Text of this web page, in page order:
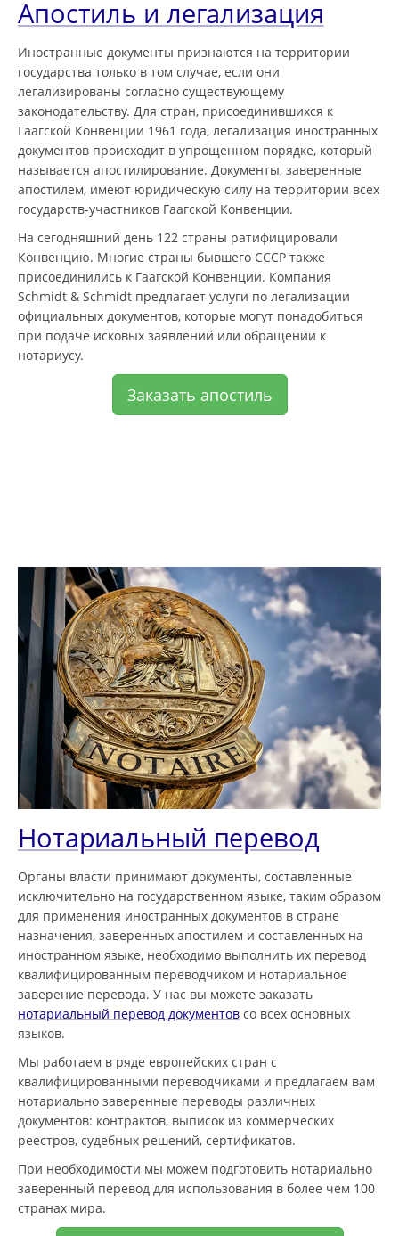
Апостиль и легализация
Иностранные документы признаются на территории
государства только в том случае, если они
легализированы согласно существующему
законодательству. Для стран, присоединившихся к
Гаагской Конвенции 1961 года, легализация иностранных
документов происходит в упрощенном порядке, который
называется апостилирование. Документы, заверенные
апостилем, имеют юридическую силу на территории всех
государств-участников Гаагской Конвенции.
На сегодняшний день 122 страны ратифицировали
Конвенцию. Многие страны бывшего СССР также
присоединились к Гаагской Конвенции. Компания
Schmidt & Schmidt предлагает услуги по легализации
официальных документов, которые могут понадобиться
при подаче исковых заявлений или обращении к
нотариусу.
Заказать апостиль
Нотариальный перевод
Органы власти принимают документы, составленные
исключительно на государственном языке, таким образом
для применения иностранных документов в стране
назначения, заверенных апостилем и составленных на
иностранном языке, необходимо выполнить их перевод
квалифицированным переводчиком и нотариальное
заверение перевода. У нас вы можете заказать
нотариальный перевод документов со всех основных
языков.
Мы работаем в ряде европейских стран с
квалифицированными переводчиками и предлагаем вам
нотариально заверенные переводы различных
документов: контрактов, выписок из коммерческих
реестров, судебных решений, сертификатов.
При необходимости мы можем подготовить нотариально
заверенный перевод для использования в более чем 100
странах мира.